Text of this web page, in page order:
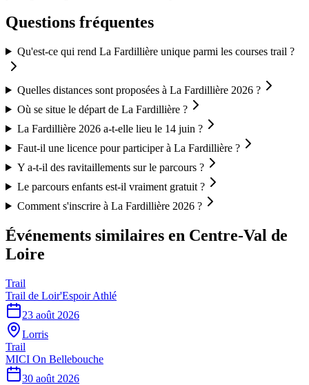
Questions fréquentes
Qu'est-ce qui rend La Fardillière unique parmi les courses trail ?
Quelles distances sont proposées à La Fardillière 2026 ?
Où se situe le départ de La Fardillière ?
La Fardillière 2026 a-t-elle lieu le 14 juin ?
Faut-il une licence pour participer à La Fardillière ?
Y a-t-il des ravitaillements sur le parcours ?
Le parcours enfants est-il vraiment gratuit ?
Comment s'inscrire à La Fardillière 2026 ?
Événements similaires en Centre-Val de
Loire
Trail
Trail de Loir'Espoir Athlé
23 août 2026
Lorris
Trail
MICI On Bellebouche
30 août 2026